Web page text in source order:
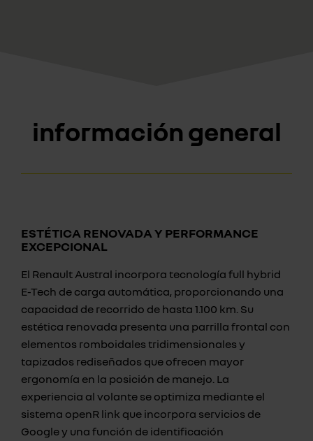
información general
ESTÉTICA RENOVADA Y PERFORMANCE
EXCEPCIONAL
El Renault Austral incorpora tecnología full hybrid
E-Tech de carga automática, proporcionando una
capacidad de recorrido de hasta 1.100 km. Su
estética renovada presenta una parrilla frontal con
elementos romboidales tridimensionales y
tapizados rediseñados que ofrecen mayor
ergonomía en la posición de manejo. La
experiencia al volante se optimiza mediante el
sistema openR link que incorpora servicios de
Google y una función de identificación